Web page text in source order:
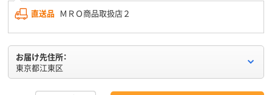
直送品 ＭＲＯ商品取扱店２
お届け先住所：
東京都江東区